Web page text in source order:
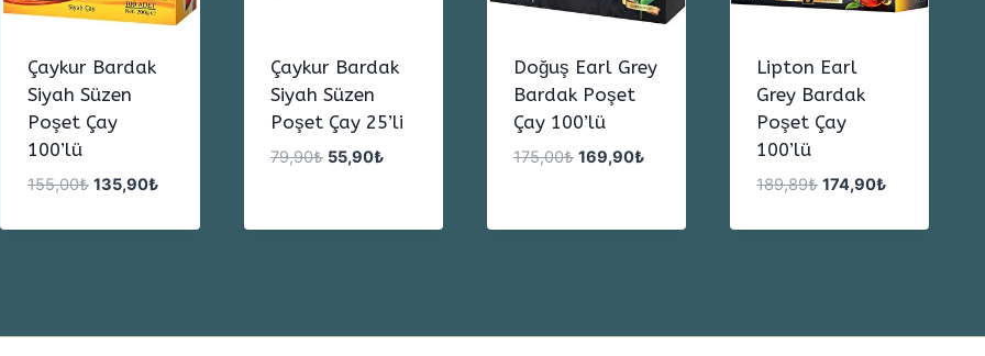
Çaykur Bardak
Siyah Süzen
Poşet Çay
100’lü
155,00₺ Orijinal
155,00₺.
135,90₺Şu
fiyat:
Çaykur Bardak
Siyah Süzen
Poşet Çay 25’li
79,90₺ Orijinal
55,90₺Şu
55,90₺.
Doğuş Earl Grey
Bardak Poşet
Çay 100’lü
175,00₺ Orijinal
169,90₺Şu
169,90₺.
Lipton Earl
Grey Bardak
Poşet Çay
100’lü
189,89₺ Orijinal
189,89₺.
174,90₺Şu
fiyat: